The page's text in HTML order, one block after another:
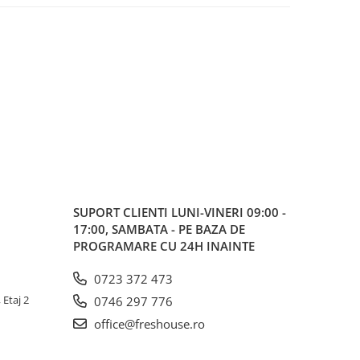
Etaj 2
SUPORT CLIENTI LUNI-VINERI 09:00 -
17:00, SAMBATA - PE BAZA DE
PROGRAMARE CU 24H INAINTE
0723 372 473
0746 297 776
office@freshouse.ro